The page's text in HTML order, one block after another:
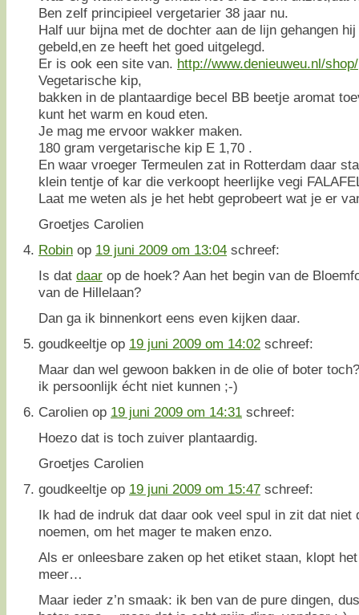
Ben zelf principieel vergetarier 38 jaar nu.
Half uur bijna met de dochter aan de lijn gehangen
gebeld,en ze heeft het goed uitgelegd.
Er is ook een site van. http://www.denieuweu.nl/shop/
Vegetarische kip,
bakken in de plantaardige becel BB beetje aromat
kunt het warm en koud eten.
Je mag me ervoor wakker maken.
180 gram vergetarische kip E 1,70 .
En waar vroeger Termeulen zat in Rotterdam daar
klein tentje of kar die verkoopt heerlijke vegi
Laat me weten als je het hebt geprobeert wat je er
Groetjes Carolien
Robin op 19 juni 2009 om 13:04 schreef:
Is dat daar op de hoek? Aan het begin van de
van de Hillelaan?
Dan ga ik binnenkort eens even kijken daar.
goudkeeltje op 19 juni 2009 om 14:02 schreef:
Maar dan wel gewoon bakken in de olie of boter
ik persoonlijk écht niet kunnen ;-)
Carolien op 19 juni 2009 om 14:31 schreef:
Hoezo dat is toch zuiver plantaardig.
Groetjes Carolien
goudkeeltje op 19 juni 2009 om 15:47 schreef:
Ik had de indruk dat daar ook veel spul in zit dat niet
noemen, om het mager te maken enzo.
Als er onleesbare zaken op het etiket staan, klopt
meer…
Maar ieder z’n smaak: ik ben van de pure dingen,